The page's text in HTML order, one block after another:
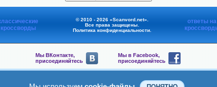
кроссворды
© 2010 - 2026 «Scanvord.net».
Все права защищены.
Политика конфиденциальности.
ответы на
Мы ВКонтакте,
присоединяйтесь
Мы в Facebook,
присоединяйтесь
присоединяйтесь